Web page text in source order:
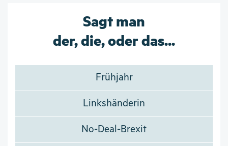
Sagt man
der, die, oder das...
Frühjahr
Linkshänderin
No-Deal-Brexit